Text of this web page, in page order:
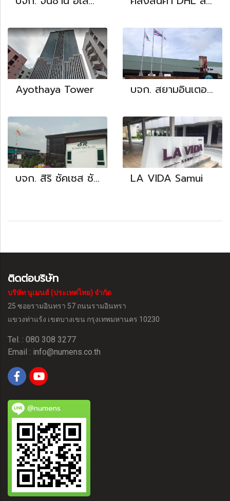
Ayothaya Tower บจก. สยามอินเตอร์เนชั่นแนลฟู๊ด
บจก. สิริ ซัคเซส ซัพพลาย LA VIDA Samui
ติดต่อบริษัท
บริษัท นูเมนส์ (ประเทศไทย) จำกัด
25 ซอยรามอินทรา 57 ถนนรามอินทรา
แขวงท่าแร้ง เขตบางเขน กรุงเทพมหานคร 10230
Tel. : 080 308 3277
Email : info@numens.co.th
@numens